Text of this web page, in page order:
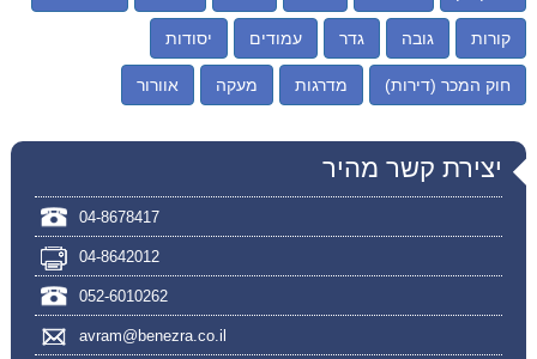
קורות גובה גדר עמודים יסודות
חוק המכר (דירות) מדרגות מעקה אוורור
יצירת קשר מהיר
04-8678417
04-8642012
052-6010262
avram@benezra.co.il